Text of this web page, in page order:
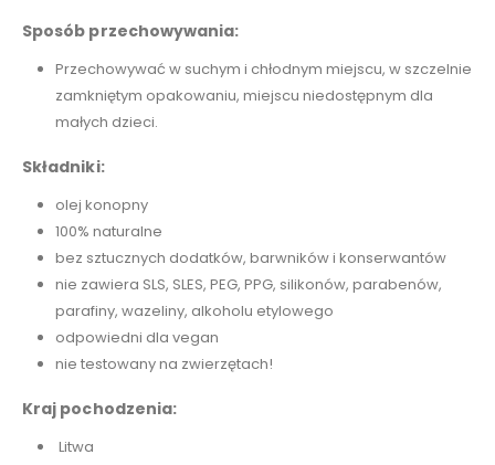
Sposób przechowywania:
Przechowywać w suchym i chłodnym miejscu, w szczelnie
zamkniętym opakowaniu, miejscu niedostępnym dla
małych dzieci.
Składniki:
olej konopny
100% naturalne
bez sztucznych dodatków, barwników i konserwantów
nie zawiera SLS, SLES, PEG, PPG, silikonów, parabenów,
parafiny, wazeliny, alkoholu etylowego
odpowiedni dla vegan
nie testowany na zwierzętach!
Kraj pochodzenia:
Litwa